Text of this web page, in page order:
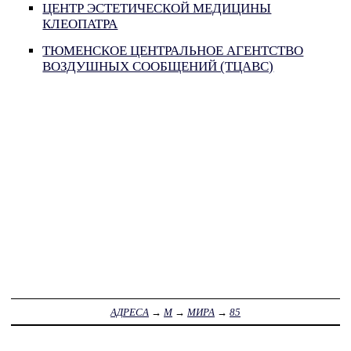
ЦЕНТР ЭСТЕТИЧЕСКОЙ МЕДИЦИНЫ
КЛЕОПАТРА
ТЮМЕНСКОЕ ЦЕНТРАЛЬНОЕ АГЕНТСТВО
ВОЗДУШНЫХ СООБЩЕНИЙ (ТЦАВС)
АДРЕСА → М→ МИРА → 85